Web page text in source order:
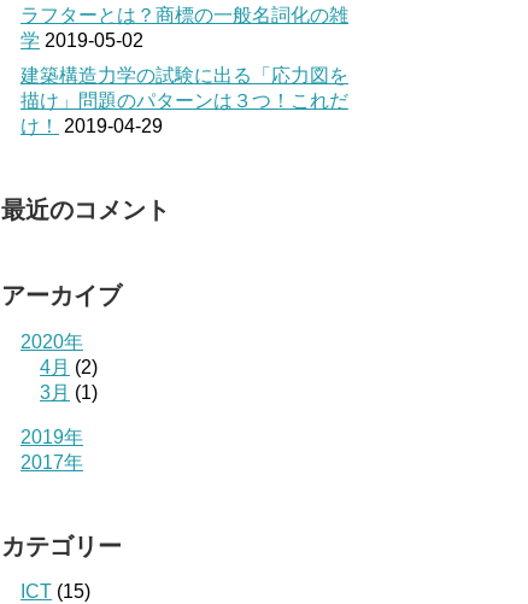
ラフターとは？商標の一般名詞化の雑
学 2019-05-02
建築構造力学の試験に出る「応力図を
描け」問題のパターンは３つ！これだ
け！
2019-04-29
最近のコメント
アーカイブ
2020年
4月 (2)
3月 (1)
2019年
2017年
カテゴリー
ICT (15)